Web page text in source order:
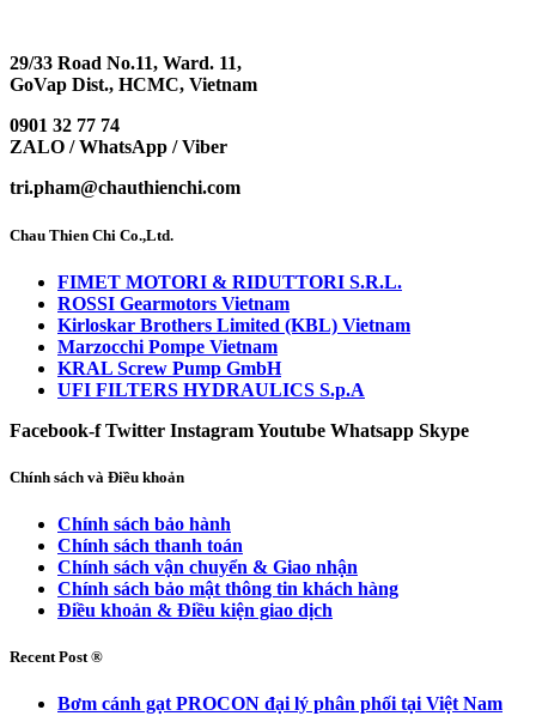
29/33 Road No.11, Ward. 11,
GoVap Dist., HCMC, Vietnam
0901 32 77 74
ZALO / WhatsApp / Viber
tri.pham@chauthienchi.com
Chau Thien Chi Co.,Ltd.
FIMET MOTORI & RIDUTTORI S.R.L.
ROSSI Gearmotors Vietnam
Kirloskar Brothers Limited (KBL) Vietnam
Marzocchi Pompe Vietnam
KRAL Screw Pump GmbH
UFI FILTERS HYDRAULICS S.p.A
Facebook-f Twitter InstagramYoutube Whatsapp Skype
Chính sách và Điều khoản
Chính sách bảo hành
Chính sách thanh toán
Chính sách vận chuyển & Giao nhận
Chính sách bảo mật thông tin khách hàng
Điều khoản & Điều kiện giao dịch
Recent Post ®
Bơm cánh gạt PROCON đại lý phân phối tại Việt Nam